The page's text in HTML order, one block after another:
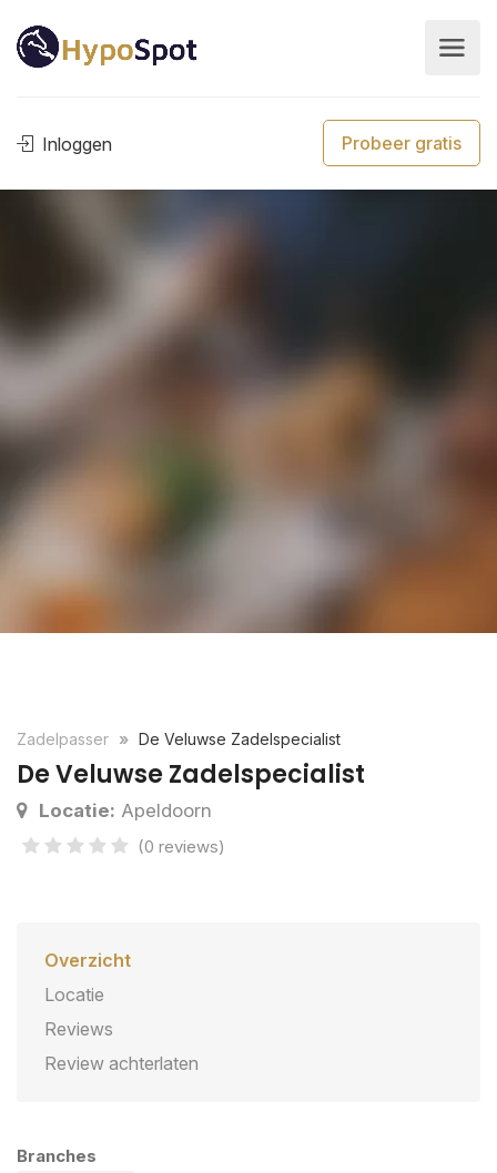
Inloggen Probeer gratis
Zadelpasser De Veluwse Zadelspecialist
De Veluwse Zadelspecialist
Locatie: Apeldoorn
(0 reviews)
Overzicht
Locatie
Reviews
Review achterlaten
Branches